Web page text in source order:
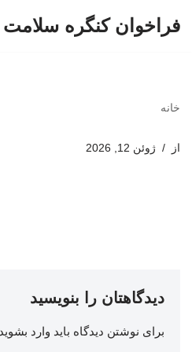
فراخوان کنگره
خانه
از ژوئن 12, 2026
دیدگاهتان را بنویسید
برای نوشتن دیدگاه باید وارد بشوید